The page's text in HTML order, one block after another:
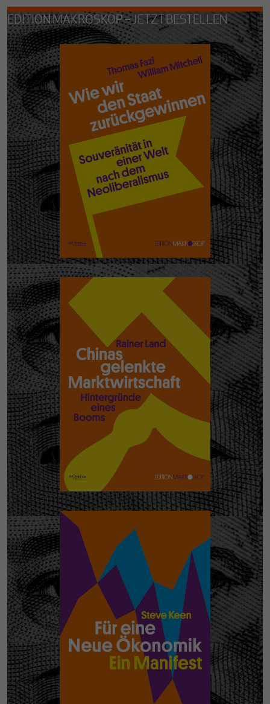
EDITION MAKROSKOP – JETZT BESTELLEN